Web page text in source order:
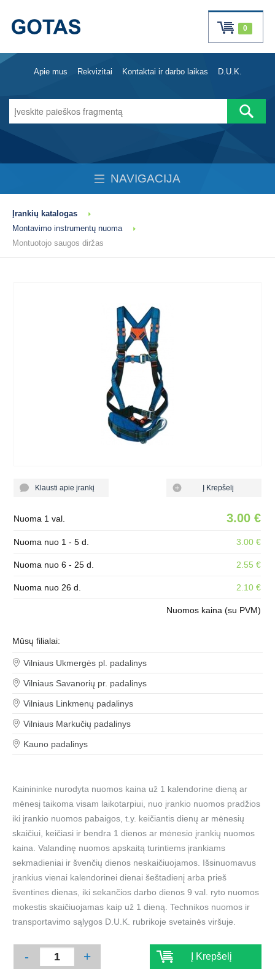
0
Apie mus Rekvizitai Kontaktai ir darbo laikas D.U.K.
NAVIGACIJA
Įrankių katalogas
Montavimo instrumentų nuoma
Montuotojo saugos diržas
Klausti apie įrankį Į Krepšelį
Nuoma 1 val. 3.00 €
Nuoma nuo 1 - 5 d. 3.00 €
Nuoma nuo 6 - 25 d. 2.55 €
Nuoma nuo 26 d. 2.10 €
Nuomos kaina (su PVM)
Mūsų filialai:
Vilniaus Ukmergės pl. padalinys
Vilniaus Savanorių pr. padalinys
Vilniaus Linkmenų padalinys
Vilniaus Markučių padalinys
Kauno padalinys
Kainininke nurodyta nuomos kaina už 1 kalendorine dieną ar
mėnesį taikoma visam laikotarpiui, nuo įrankio nuomos pradžios
iki įrankio nuomos pabaigos, t.y. keičiantis dienų ar mėnesių
skaičiui, keičiasi ir bendra 1 dienos ar mėnesio įrankių nuomos
kaina. Valandinę nuomos apskaitą turintiems įrankiams
sekmadieniai ir švenčių dienos neskaičiuojamos. Išsinuomavus
įrankius vienai kalendorinei dienai šeštadienį arba prieš
šventines dienas, iki sekančios darbo dienos 9 val. ryto nuomos
mokestis skaičiuojamas kaip už 1 dieną. Technikos nuomos ir
transportavimo sąlygos D.U.K. rubrikoje svetainės viršuje.
- + Į Krepšelį